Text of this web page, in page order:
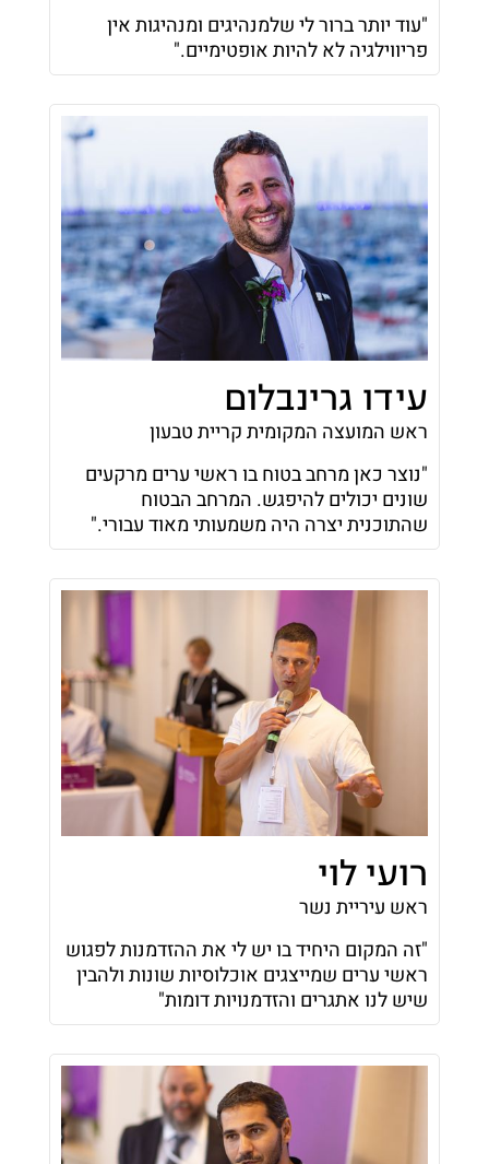
"עוד יותר ברור לי שלמנהיגים ומנהיגות אין
פריווילגיה לא להיות אופטימיים."
עידו גרינבלום
ראש המועצה המקומית קריית טבעון
"נוצר כאן מרחב בטוח בו ראשי ערים מרקעים
שונים יכולים להיפגש. המרחב הבטוח
שהתוכנית יצרה היה משמעותי מאוד עבורי."
רועי לוי
ראש עיריית נשר
"זה המקום היחיד בו יש לי את ההזדמנות לפגוש
ראשי ערים שמייצגים אוכלוסיות שונות ולהבין
שיש לנו אתגרים והזדמנויות דומות"